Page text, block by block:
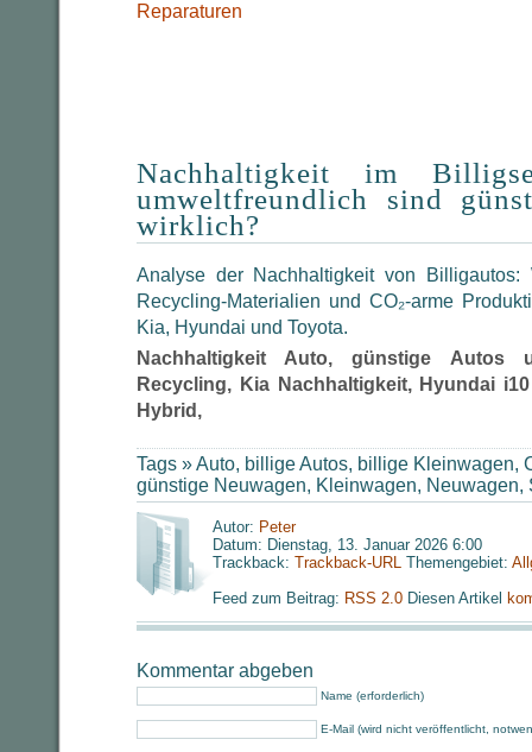
Reparaturen
Nachhaltigkeit im
umweltfreundlich sind
wirklich?
Analyse der Nachhaltigkeit von Billigautos:
Recycling-Materialien und CO₂-arme
Kia, Hyundai und Toyota.
Nachhaltigkeit Auto, günstige Autos
Recycling, Kia Nachhaltigkeit, Hyundai
Hybrid,
Tags »Auto, billige Autos, billige Kleinwagen,
günstige Neuwagen, Kleinwagen, Neuwagen,
Autor: Peter
Datum: Dienstag, 13. Januar 2026 6:00
Trackback: Trackback-URL Themengebiet:
Feed zum Beitrag: RSS 2.0 Diesen Artikel
Kommentar abgeben
Name (erforderlich)
E-Mail (wird nicht veröffentlicht,